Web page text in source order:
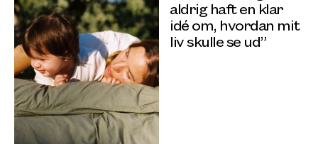
aldrig haft en klar
idé om, hvordan mit
liv skulle se ud”